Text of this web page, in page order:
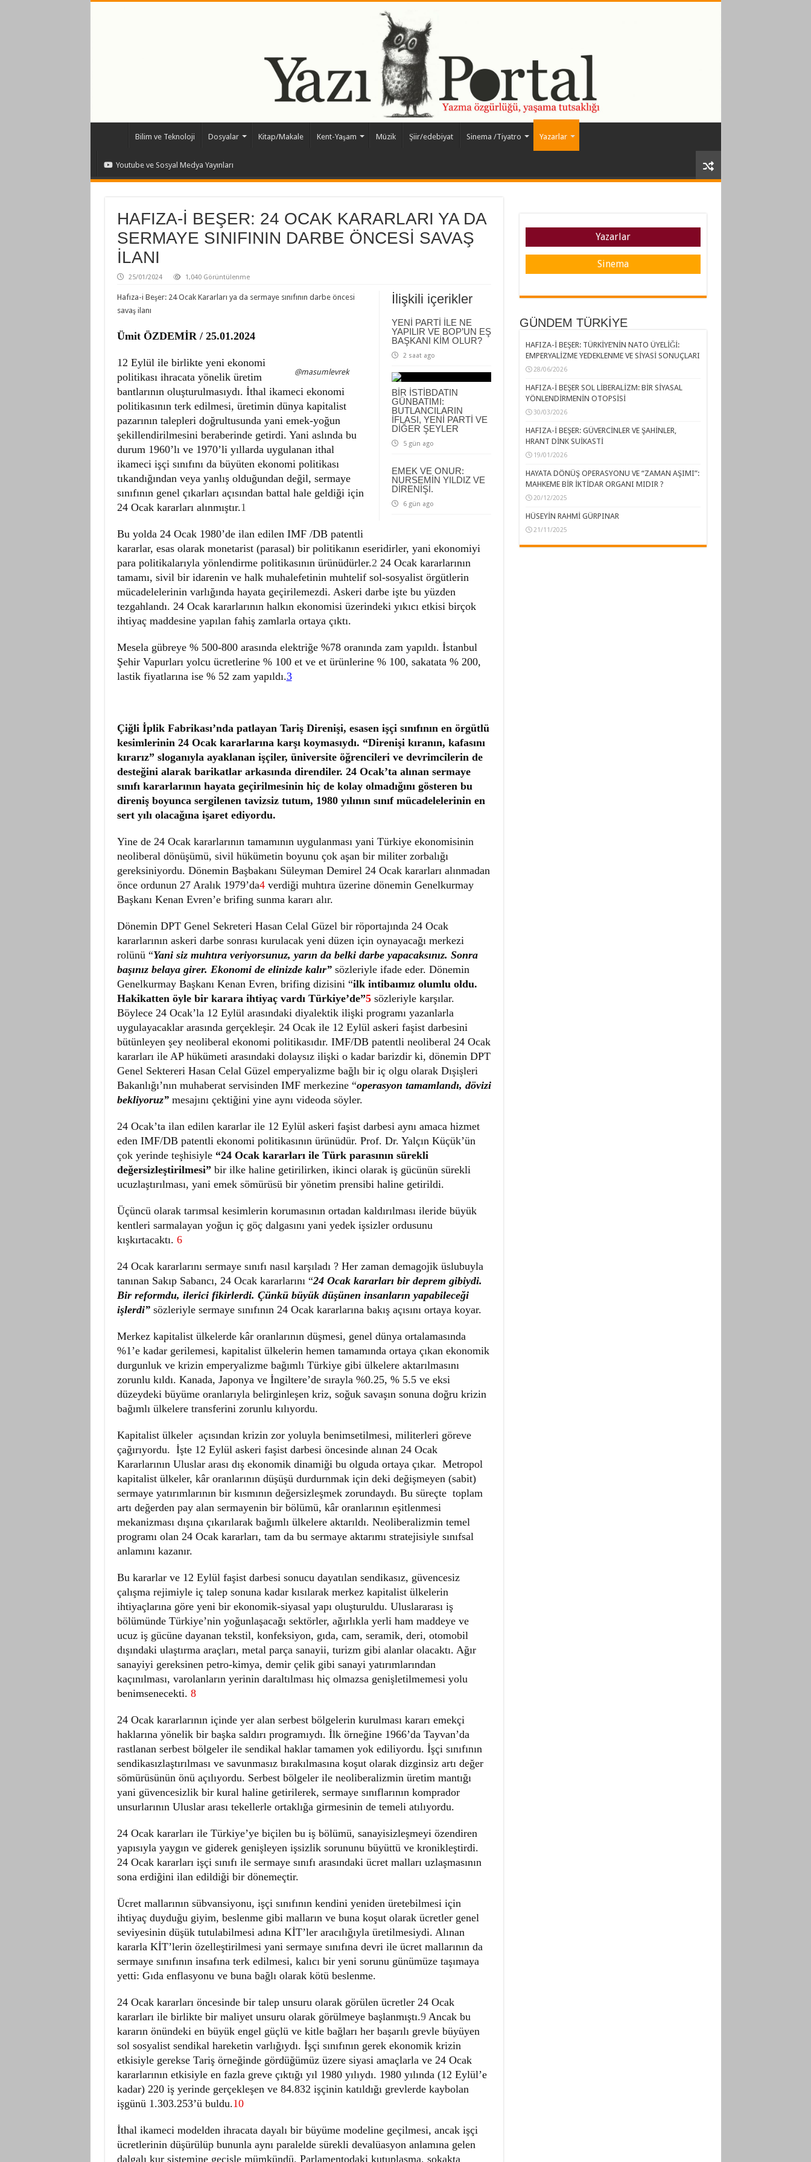
Bilim ve Teknoloji Dosyalar Kitap/Makale Kent-Yaşam Müzik Şiir/edebiyat Sinema /Tiyatro Yazarlar
Youtube ve Sosyal Medya Yayınları
HAFIZA-İ BEŞER: 24 OCAK KARARLARI YA DA
SERMAYE SINIFININ DARBE ÖNCESİ SAVAŞ
İLANI
25/01/2024 1,040 Görüntülenme
İlişkili içerikler
YENİ PARTİ İLE NE
YAPILIR VE BOP’UN EŞ
BAŞKANI KİM OLUR?
2 saat ago
BİR İSTİBDATIN
GÜNBATIMI:
BUTLANCILARIN
İFLASI, YENİ PARTİ VE
DİĞER ŞEYLER
5 gün ago
EMEK VE ONUR:
NURSEMİN YILDIZ VE
DİRENİŞİ.
6 gün ago
Hafıza-i Beşer: 24 Ocak Kararları ya da sermaye sınıfının darbe öncesi
savaş ilanı
Ümit ÖZDEMİR / 25.01.2024
@masumlevrek
12 Eylül ile birlikte yeni ekonomi
politikası ihracata yönelik üretim
bantlarının oluşturulmasıydı. İthal ikameci ekonomi
politikasının terk edilmesi, üretimin dünya kapitalist
pazarının talepleri doğrultusunda yani emek-yoğun
şekillendirilmesini beraberinde getirdi. Yani aslında bu
durum 1960’lı ve 1970’li yıllarda uygulanan ithal
ikameci işçi sınıfını da büyüten ekonomi politikası
tıkandığından veya yanlış olduğundan değil, sermaye
sınıfının genel çıkarları açısından battal hale geldiği için
24 Ocak kararları alınmıştır.1
Bu yolda 24 Ocak 1980’de ilan edilen IMF /DB patentli
kararlar, esas olarak monetarist (parasal) bir politikanın eseridirler, yani ekonomiyi
para politikalarıyla yönlendirme politikasının ürünüdürler.2 24 Ocak kararlarının
tamamı, sivil bir idarenin ve halk muhalefetinin muhtelif sol-sosyalist örgütlerin
mücadelelerinin varlığında hayata geçirilemezdi. Askeri darbe işte bu yüzden
tezgahlandı. 24 Ocak kararlarının halkın ekonomisi üzerindeki yıkıcı etkisi birçok
ihtiyaç maddesine yapılan fahiş zamlarla ortaya çıktı.
Mesela gübreye % 500-800 arasında elektriğe %78 oranında zam yapıldı. İstanbul
Şehir Vapurları yolcu ücretlerine % 100 et ve et ürünlerine % 100, sakatata % 200,
lastik fiyatlarına ise % 52 zam yapıldı.3
Çiğli İplik Fabrikası’nda patlayan Tariş Direnişi, esasen işçi sınıfının en örgütlü
kesimlerinin 24 Ocak kararlarına karşı koymasıydı. “Direnişi kıranın, kafasını
kırarız” sloganıyla ayaklanan işçiler, üniversite öğrencileri ve devrimcilerin de
desteğini alarak barikatlar arkasında direndiler. 24 Ocak’ta alınan sermaye
sınıfı kararlarının hayata geçirilmesinin hiç de kolay olmadığını gösteren bu
direniş boyunca sergilenen tavizsiz tutum, 1980 yılının sınıf mücadelelerinin en
sert yılı olacağına işaret ediyordu.
Yine de 24 Ocak kararlarının tamamının uygulanması yani Türkiye ekonomisinin
neoliberal dönüşümü, sivil hükümetin boyunu çok aşan bir militer zorbalığı
gereksiniyordu. Dönemin Başbakanı Süleyman Demirel 24 Ocak kararları alınmadan
önce ordunun 27 Aralık 1979’da4verdiği muhtıra üzerine dönemin Genelkurmay
Başkanı Kenan Evren’e brifing sunma kararı alır.
Dönemin DPT Genel Sekreteri Hasan Celal Güzel bir röportajında 24 Ocak
kararlarının askeri darbe sonrası kurulacak yeni düzen için oynayacağı merkezi
rolünü “Yani siz muhtıra veriyorsunuz, yarın da belki darbe yapacaksınız. Sonra
başınız belaya girer. Ekonomi de elinizde kalır”sözleriyle ifade eder. Dönemin
Genelkurmay Başkanı Kenan Evren, brifing dizisini “ilk intibaımız olumlu oldu.
Hakikatten öyle bir karara ihtiyaç vardı Türkiye’de”5sözleriyle karşılar.
Böylece 24 Ocak’la 12 Eylül arasındaki diyalektik ilişki programı yazanlarla
uygulayacaklar arasında gerçekleşir. 24 Ocak ile 12 Eylül askeri faşist darbesini
bütünleyen şey neoliberal ekonomi politikasıdır. IMF/DB patentli neoliberal 24 Ocak
kararları ile AP hükümeti arasındaki dolaysız ilişki o kadar barizdir ki, dönemin DPT
Genel Sektereri Hasan Celal Güzel emperyalizme bağlı bir iç olgu olarak Dışişleri
Bakanlığı’nın muhaberat servisinden IMF merkezine “operasyon tamamlandı, dövizi
bekliyoruz” mesajını çektiğini yine aynı videoda söyler.
24 Ocak’ta ilan edilen kararlar ile 12 Eylül askeri faşist darbesi aynı amaca hizmet
eden IMF/DB patentli ekonomi politikasının ürünüdür. Prof. Dr. Yalçın Küçük’ün
çok yerinde teşhisiyle “24 Ocak kararları ile Türk parasının sürekli
değersizleştirilmesi”bir ilke haline getirilirken, ikinci olarak iş gücünün sürekli
ucuzlaştırılması, yani emek sömürüsü bir yönetim prensibi haline getirildi.
Üçüncü olarak tarımsal kesimlerin korumasının ortadan kaldırılması ileride büyük
kentleri sarmalayan yoğun iç göç dalgasını yani yedek işsizler ordusunu
kışkırtacaktı. 6
24 Ocak kararlarını sermaye sınıfı nasıl karşıladı ? Her zaman demagojik üslubuyla
tanınan Sakıp Sabancı, 24 Ocak kararlarını “24 Ocak kararları bir deprem gibiydi.
Bir reformdu, ilerici fikirlerdi. Çünkü büyük düşünen insanların yapabileceği
işlerdi”sözleriyle sermaye sınıfının 24 Ocak kararlarına bakış açısını ortaya koyar.
Merkez kapitalist ülkelerde kâr oranlarının düşmesi, genel dünya ortalamasında
%1’e kadar gerilemesi, kapitalist ülkelerin hemen tamamında ortaya çıkan ekonomik
durgunluk ve krizin emperyalizme bağımlı Türkiye gibi ülkelere aktarılmasını
zorunlu kıldı. Kanada, Japonya ve İngiltere’de sırayla %0.25, % 5.5 ve eksi
düzeydeki büyüme oranlarıyla belirginleşen kriz, soğuk savaşın sonuna doğru krizin
bağımlı ülkelere transferini zorunlu kılıyordu.
Kapitalist ülkeler açısından krizin zor yoluyla benimsetilmesi, militerleri göreve
çağırıyordu. İşte 12 Eylül askeri faşist darbesi öncesinde alınan 24 Ocak
Kararlarının Uluslar arası dış ekonomik dinamiği bu olguda ortaya çıkar. Metropol
kapitalist ülkeler, kâr oranlarının düşüşü durdurnmak için deki değişmeyen (sabit)
sermaye yatırımlarının bir kısmının değersizleşmek zorundaydı. Bu süreçte toplam
artı değerden pay alan sermayenin bir bölümü, kâr oranlarının eşitlenmesi
mekanizması dışına çıkarılarak bağımlı ülkelere aktarıldı. Neoliberalizmin temel
programı olan 24 Ocak kararları, tam da bu sermaye aktarımı stratejisiyle sınıfsal
anlamını kazanır.
Bu kararlar ve 12 Eylül faşist darbesi sonucu dayatılan sendikasız, güvencesiz
çalışma rejimiyle iç talep sonuna kadar kısılarak merkez kapitalist ülkelerin
ihtiyaçlarına göre yeni bir ekonomik-siyasal yapı oluşturuldu. Uluslararası iş
bölümünde Türkiye’nin yoğunlaşacağı sektörler, ağırlıkla yerli ham maddeye ve
ucuz iş gücüne dayanan tekstil, konfeksiyon, gıda, cam, seramik, deri, otomobil
dışındaki ulaştırma araçları, metal parça sanayii, turizm gibi alanlar olacaktı. Ağır
sanayiyi gereksinen petro-kimya, demir çelik gibi sanayi yatırımlarından
kaçınılması, varolanların yerinin daraltılması hiç olmazsa genişletilmemesi yolu
benimsenecekti. 8
24 Ocak kararlarının içinde yer alan serbest bölgelerin kurulması kararı emekçi
haklarına yönelik bir başka saldırı programıydı. İlk örneğine 1966’da Tayvan’da
rastlanan serbest bölgeler ile sendikal haklar tamamen yok ediliyordu. İşçi sınıfının
sendikasızlaştırılması ve savunmasız bırakılmasına koşut olarak dizginsiz artı değer
sömürüsünün önü açılıyordu. Serbest bölgeler ile neoliberalizmin üretim mantığı
yani güvencesizlik bir kural haline getirilerek, sermaye sınıflarının komprador
unsurlarının Uluslar arası tekellerle ortaklığa girmesinin de temeli atılıyordu.
24 Ocak kararları ile Türkiye’ye biçilen bu iş bölümü, sanayisizleşmeyi özendiren
yapısıyla yaygın ve giderek genişleyen işsizlik sorununu büyüttü ve kronikleştirdi.
24 Ocak kararları işçi sınıfı ile sermaye sınıfı arasındaki ücret malları uzlaşmasının
sona erdiğini ilan edildiği bir dönemeçtir.
Ücret mallarının sübvansiyonu, işçi sınıfının kendini yeniden üretebilmesi için
ihtiyaç duyduğu giyim, beslenme gibi malların ve buna koşut olarak ücretler genel
seviyesinin düşük tutulabilmesi adına KİT’ler aracılığıyla üretilmesiydi. Alınan
kararla KİT’lerin özelleştirilmesi yani sermaye sınıfına devri ile ücret mallarının da
sermaye sınıfının insafına terk edilmesi, kalıcı bir yeni sorunu günümüze taşımaya
yetti: Gıda enflasyonu ve buna bağlı olarak kötü beslenme.
24 Ocak kararları öncesinde bir talep unsuru olarak görülen ücretler 24 Ocak
kararları ile birlikte bir maliyet unsuru olarak görülmeye başlanmıştı.9Ancak bu
kararın önündeki en büyük engel güçlü ve kitle bağları her başarılı grevle büyüyen
sol sosyalist sendikal hareketin varlığıydı. İşçi sınıfının gerek ekonomik krizin
etkisiyle gerekse Tariş örneğinde gördüğümüz üzere siyasi amaçlarla ve 24 Ocak
kararlarının etkisiyle en fazla greve çıktığı yıl 1980 yılıydı. 1980 yılında (12 Eylül’e
kadar) 220 iş yerinde gerçekleşen ve 84.832 işçinin katıldığı grevlerde kaybolan
işgünü 1.303.253’ü buldu.10
İthal ikameci modelden ihracata dayalı bir büyüme modeline geçilmesi, ancak işçi
ücretlerinin düşürülüp bununla aynı paralelde sürekli devalüasyon anlamına gelen
dalgalı kur sistemine geçişle mümkündü. Parlamentodaki kutuplaşma, sokakta
Yazarlar
Sinema
GÜNDEM TÜRKİYE
HAFIZA-İ BEŞER: TÜRKİYE’NİN NATO ÜYELİĞİ:
EMPERYALİZME YEDEKLENME VE SİYASİ SONUÇLARI
28/06/2026
HAFIZA-İ BEŞER SOL LİBERALİZM: BİR SİYASAL
YÖNLENDİRMENİN OTOPSİSİ
30/03/2026
HAFIZA-İ BEŞER: GÜVERCİNLER VE ŞAHİNLER,
HRANT DİNK SUİKASTİ
19/01/2026
HAYATA DÖNÜŞ OPERASYONU VE “ZAMAN AŞIMI”:
MAHKEME BİR İKTİDAR ORGANI MIDIR ?
20/12/2025
HÜSEYİN RAHMİ GÜRPINAR
21/11/2025